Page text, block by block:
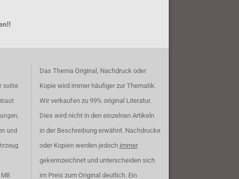
sollte
und
Das Thema Original, Nachdruck oder
Kopie wird immer häufiger zur Thematik.
Wir verkaufen zu 99% original Literatur.
Dies wird nicht in den einzelnen Artikeln
in der Beschreibung erwähnt. Nachdrucke
oder Kopien werden jedoch immer
gekennzeichnet und unterscheiden sich
im Preis zum Original deutlich. Ein